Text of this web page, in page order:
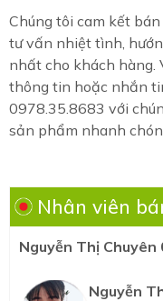
Chúng tôi cam kết
tư vấn nhiệt tình,
nhất cho khách hàng.
thông tin hoặc nhắn
0978.35.8683 với
sản phẩm nhanh
Nhân viên
Nguyễn Thị Chuyên
Nguyễn